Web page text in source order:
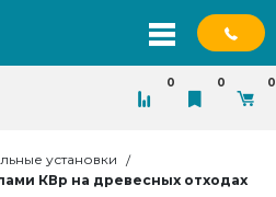
0 0 0
установки
КВр на древесных отходах